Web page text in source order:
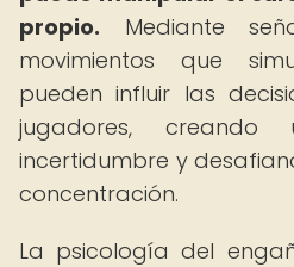
propio. Mediante
movimientos que
pueden influir las
jugadores,
incertidumbre y
concentración.
La psicología del